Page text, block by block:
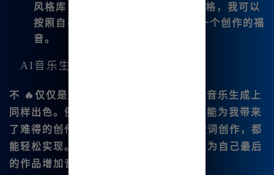
风格库
：Midjourney内置了多个风格，我可以
按照自己的喜好进行选择，绝对是一个创作的福
音。
AI音乐生成
不 🔥仅仅是绘画，
在音乐生成上
同样出色。例如，
Suno V3.5音乐生成功能为我带来
了难得的创作体验，无论是纯音乐还是歌词创作，都
能轻松实现。这个功能尤其适合那些希望为自己最后
的作品增加音乐的创作者。